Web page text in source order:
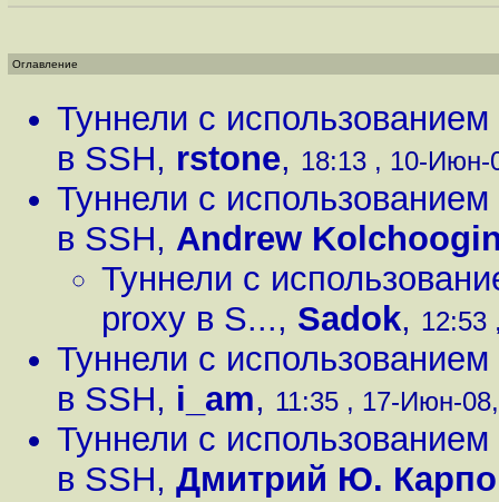
Оглавление
Туннели с
в SSH, rstone, 18:13 , 10-Июн-
Туннели с
в SSH, Andrew
Туннели с
proxy в S..., Sadok, 12:53
Туннели с
в SSH, i_am, 11:35 , 17-Июн-
Туннели с
в SSH, Дмитрий Ю.